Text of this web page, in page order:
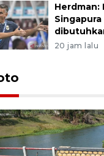
Herdman:
20 jam lalu